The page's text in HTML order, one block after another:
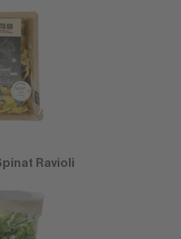
Ravioli